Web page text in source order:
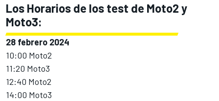
Los Horarios de los test de Moto2 y
Moto3:
28 febrero 2024
10:00 Moto2
11:20 Moto3
12:40 Moto2
14:00 Moto3